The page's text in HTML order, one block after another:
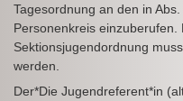
Tagesordnung an den in
Personenkreis
Sektionsjugendordnung
werden.
Der*Die Jugendreferent*in